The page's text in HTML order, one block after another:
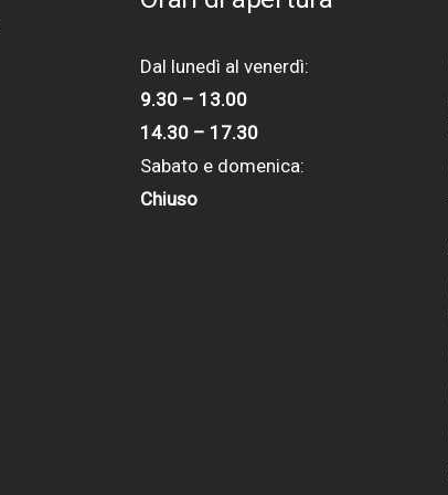
Dal lunedì al venerdì:
9.30 – 13.00
14.30 – 17.30
Sabato e domenica:
Chiuso